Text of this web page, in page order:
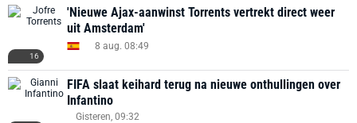
16
'Nieuwe Ajax-aanwinst Torrents vertrekt direct weer
uit Amsterdam'
8 aug. 08:49
FIFA slaat keihard terug na nieuwe onthullingen over
Infantino
Gisteren, 09:32